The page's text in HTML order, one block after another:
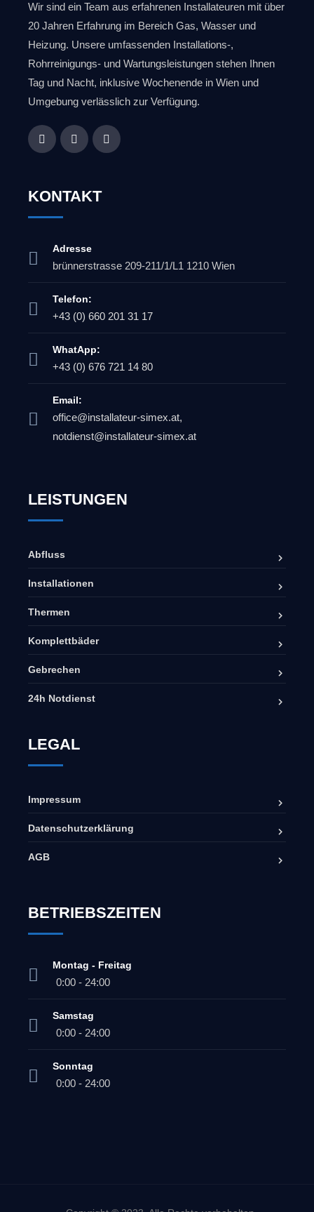
Wir sind ein Team aus erfahrenen Installateuren mit über
20 Jahren Erfahrung im Bereich Gas, Wasser und
Heizung. Unsere umfassenden Installations-,
Rohrreinigungs- und Wartungsleistungen stehen Ihnen
Tag und Nacht, inklusive Wochenende in Wien und
Umgebung verlässlich zur Verfügung.
KONTAKT
Adresse
brünnerstrasse 209-211/1/L1 1210 Wien
Telefon:
+43 (0) 660 201 31 17
WhatApp:
+43 (0) 676 721 14 80
Email:
office@installateur-simex.at,
notdienst@installateur-simex.at
LEISTUNGEN
Abfluss
Installationen
Thermen
Komplettbäder
Gebrechen
24h Notdienst
LEGAL
Impressum
Datenschutzerklärung
AGB
BETRIEBSZEITEN
Montag - Freitag
0:00 - 24:00
Samstag
0:00 - 24:00
Sonntag
0:00 - 24:00